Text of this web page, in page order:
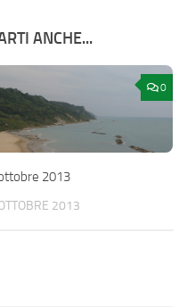
ANCHE...
0
2013
2013